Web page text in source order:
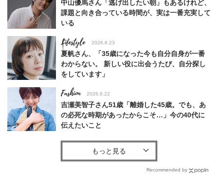
中山優馬さん「逃げ出したい朝」もあるけれど、
課題と向き合っている時間が、実は一番充実して
いる
Lifestyle 2026.6.23
夏帆さん、「35歳になった今も自分自身が一番
わからない。 新しい役に出会うたび、自分探し
をしています」
Fashion 2026.6.22
吉瀬美智子さん51歳「離婚した45歳。でも、あ
の必死な時期があったからこそ…」今の40代に
伝えたいこと
Fashion
【40代コンサバ派】白Tシャツは「パール×ゴー
Recommended by